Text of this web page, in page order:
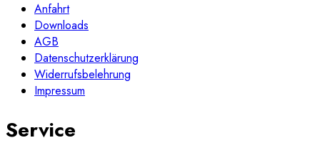
Anfahrt
Downloads
AGB
Datenschutzerklärung
Widerrufsbelehrung
Impressum
Service